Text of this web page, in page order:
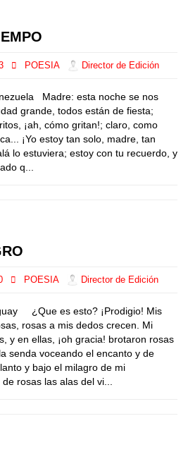
POESIA Director de Edición
Madre: esta noche se nos
grande, todos están de fiesta;
¡ah, cómo gritan!; claro, como
¡Yo estoy tan solo, madre, tan
lo estuviera; estoy con tu recuerdo, y
q...
POESIA Director de Edición
¿Que es esto? ¡Prodigio! Mis
rosas a mis dedos crecen. Mi
y en ellas, ¡oh gracia! brotaron rosas
senda voceando el encanto y de
y bajo el milagro de mi
rosas las alas del vi...